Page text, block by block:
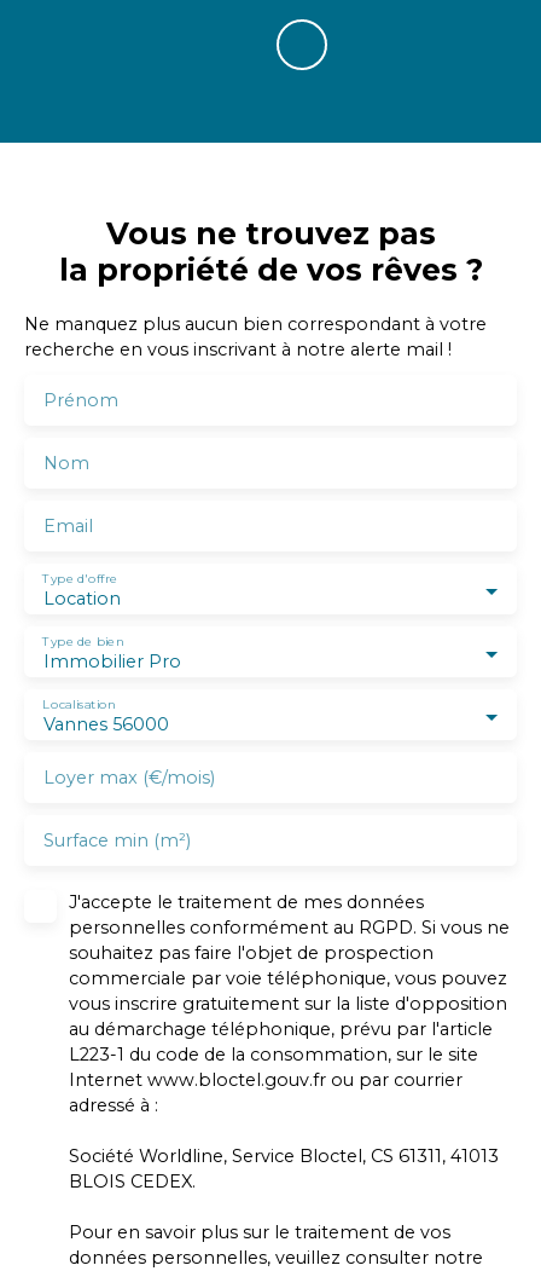
Vous ne trouvez pas
la propriété de vos rêves ?
Ne manquez plus aucun bien correspondant à votre
recherche en vous inscrivant à notre alerte mail !
Prénom
Nom
Email
Location
Type d'offre
Immobilier Pro
Type de bien
Vannes 56000
Localisation
Loyer max (€/mois)
Surface min (m²)
J'accepte le traitement de mes données
personnelles conformément au RGPD. Si vous ne
souhaitez pas faire l'objet de prospection
commerciale par voie téléphonique, vous pouvez
vous inscrire gratuitement sur la liste d'opposition
au démarchage téléphonique, prévu par l'article
L223-1 du code de la consommation, sur le site
Internet www.bloctel.gouv.fr ou par courrier
adressé à :
Société Worldline, Service Bloctel, CS 61311, 41013
BLOIS CEDEX.
Pour en savoir plus sur le traitement de vos
données personnelles, veuillez consulter notre